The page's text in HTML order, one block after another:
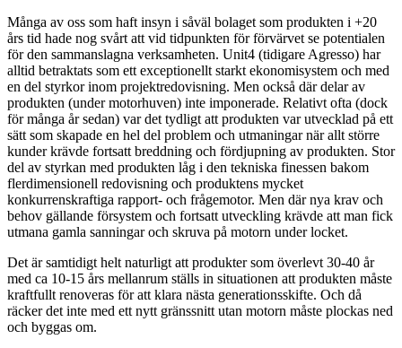
Många av oss som haft insyn i såväl bolaget som produkten i +20
års tid hade nog svårt att vid tidpunkten för förvärvet se potentialen
för den sammanslagna verksamheten. Unit4 (tidigare Agresso) har
alltid betraktats som ett exceptionellt starkt ekonomisystem och med
en del styrkor inom projektredovisning. Men också där delar av
produkten (under motorhuven) inte imponerade. Relativt ofta (dock
för många år sedan) var det tydligt att produkten var utvecklad på ett
sätt som skapade en hel del problem och utmaningar när allt större
kunder krävde fortsatt breddning och fördjupning av produkten. Stor
del av styrkan med produkten låg i den tekniska finessen bakom
flerdimensionell redovisning och produktens mycket
konkurrenskraftiga rapport- och frågemotor. Men där nya krav och
behov gällande försystem och fortsatt utveckling krävde att man fick
utmana gamla sanningar och skruva på motorn under locket.
Det är samtidigt helt naturligt att produkter som överlevt 30-40 år
med ca 10-15 års mellanrum ställs in situationen att produkten måste
kraftfullt renoveras för att klara nästa generationsskifte. Och då
räcker det inte med ett nytt gränssnitt utan motorn måste plockas ned
och byggas om.